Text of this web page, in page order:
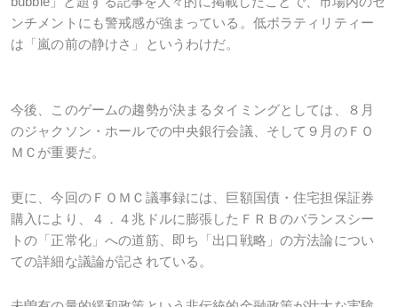
ンチメントにも警戒感が強まっている。低ボラティリティー
は「嵐の前の静けさ」というわけだ。
今後、このゲームの趨勢が決まるタイミングとしては、８月
のジャクソン・ホールでの中央銀行会議、そして９月のＦＯ
ＭＣが重要だ。
更に、今回のＦＯＭＣ議事録には、巨額国債・住宅担保証券
購入により、４．４兆ドルに膨張したＦＲＢのバランスシー
トの「正常化」への道筋、即ち「出口戦略」の方法論につい
ての詳細な議論が記されている。